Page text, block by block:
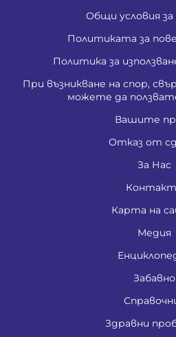
Общи условия за
Политиката за
Политика за
При възникване на спор,
можете да
Вашите
Отказ от
За Нас
Карта на
Медия
Забавно
Здравни